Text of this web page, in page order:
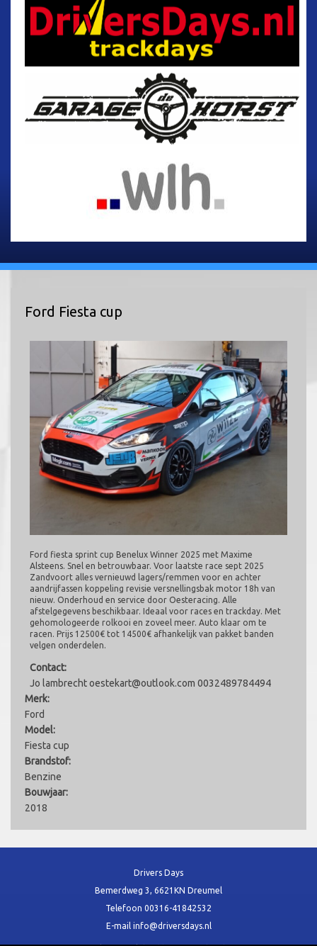
Ford Fiesta cup
Ford fiesta sprint cup Benelux Winner 2025 met Maxime
Alsteens. Snel en betrouwbaar. Voor laatste race sept 2025
Zandvoort alles vernieuwd lagers/remmen voor en achter
aandrijfassen koppeling revisie versnellingsbak motor 18h van
nieuw. Onderhoud en service door Oesteracing. Alle
afstelgegevens beschikbaar. Ideaal voor races en trackday. Met
gehomologeerde rolkooi en zoveel meer. Auto klaar om te
racen. Prijs 12500€ tot 14500€ afhankelijk van pakket banden
velgen onderdelen.
Contact:
Jo lambrecht oestekart@outlook.com 0032489784494
Merk:
Ford
Model:
Fiesta cup
Brandstof:
Benzine
Bouwjaar:
2018
Drivers Days
Bemerdweg 3, 6621KN Dreumel
Telefoon 00316-41842532
E-mail info@driversdays.nl